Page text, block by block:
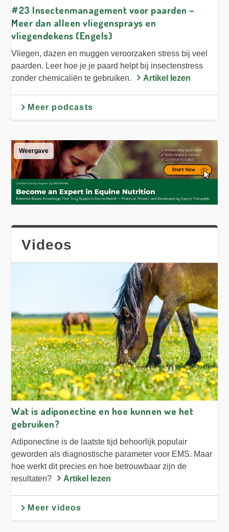
#23 Insectenmanagement voor paarden –
Meer dan alleen vliegensprays en
vliegendekens (Engels)
Vliegen, dazen en muggen veroorzaken stress bij veel
paarden. Leer hoe je je paard helpt bij insectenstress
zonder chemicaliën te gebruiken.
Artikel lezen
Meer podcasts
Weergave
Videos
Wat is adiponectine en hoe kunnen we het
gebruiken?
Adiponectine is de laatste tijd behoorlijk populair
geworden als diagnostische parameter voor EMS. Maar
hoe werkt dit precies en hoe betrouwbaar zijn de
resultaten?
Artikel lezen
Meer videos